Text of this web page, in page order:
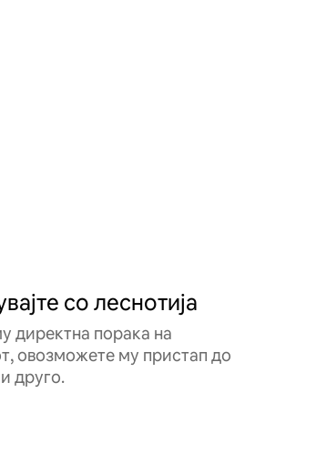
со леснотија
директна порака на
овозможете му пристап до
друго.